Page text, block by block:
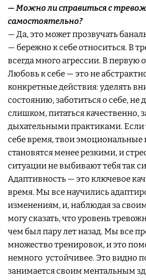
— Можно ли справиться с
самостоятельно?
— Да, это может прозвучать
— бережно к себе относиться. В
всегда много агрессии. В первую
Любовь к себе — это не
конкретные действия: уделять
состоянию, заботиться о себе, не
слишком, питаться качественно,
дыхательными практиками. Если
себе время, твои эмоциональные
становятся менее резкими, и
ситуации не выбивают тебя так
Адаптивность — это ключевое
время. Мы все научились
изменениям, и, наблюдая за
могу сказать, что уровень
чем был пару лет назад. Мы все
множество тренировок, и это
немного устойчивее. Это видно
занимается своим ментальным